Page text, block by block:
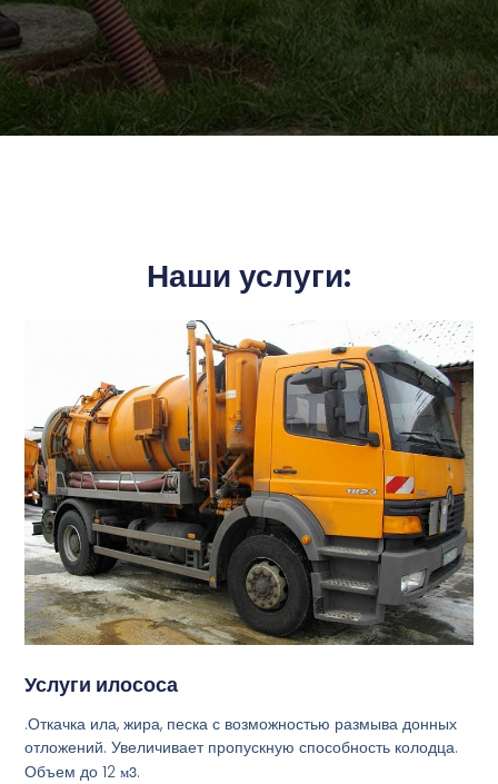
Наши услуги:
Услуги илососа
.Откачка ила, жира, песка с возможностью размыва донных
отложений. Увеличивает пропускную способность колодца.
Объем до 12м3.